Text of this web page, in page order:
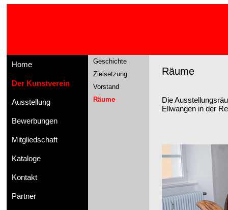
Home
Der Kunstverein
Ausstellung
Bewerbungen
Mitgliedschaft
Kataloge
Kontakt
Partner
Geschichte
Zielsetzung
Vorstand
Räume
Räume
Die
Ellwangen in der